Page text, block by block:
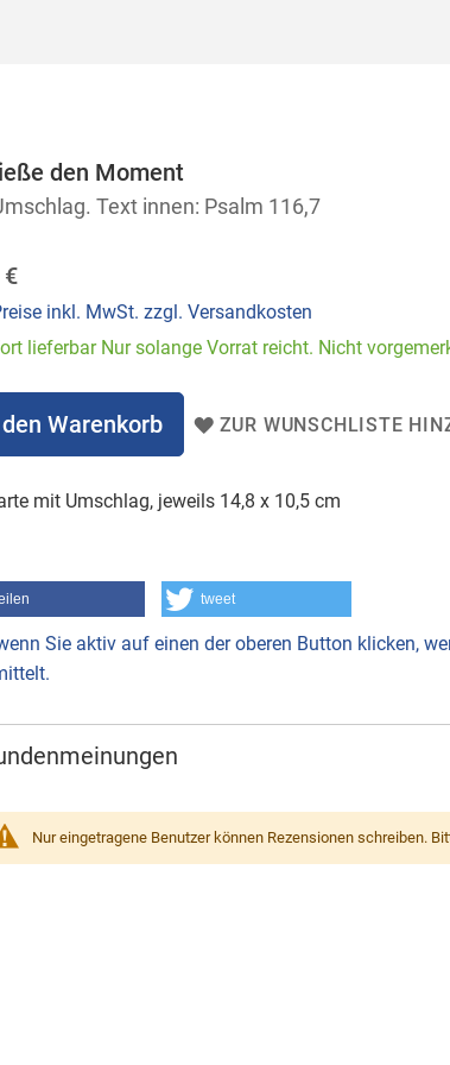
den Moment
Text innen: Psalm 116,7
€
inkl. MwSt. zzgl. Versandkosten
lieferbar Nur solange Vorrat reicht. Nicht
Warenkorb ZUR WUNSCHLISTE
mit Umschlag, jeweils 14,8 x 10,5 cm
tweet
Sie aktiv auf einen der oberen Button klicken,
Nur eingetragene Benutzer können Rezensionen schreiben.